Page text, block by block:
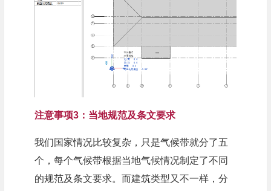
注意事项3：当地规范及条文要求
我们国家情况比较复杂，只是气候带就分了五
个，每个气候带根据当地气候情况制定了不同
的规范及条文要求。而建筑类型又不一样，分